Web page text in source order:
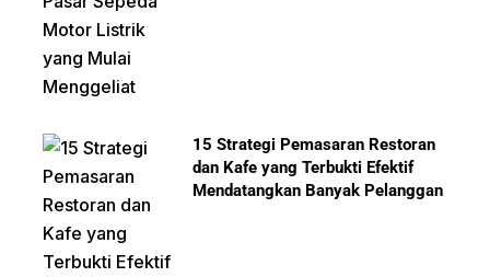
15 Strategi Pemasaran Restoran
dan Kafe yang Terbukti Efektif
Mendatangkan Banyak Pelanggan